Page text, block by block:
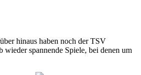
hinaus haben noch der TSV
spannende Spiele, bei denen um